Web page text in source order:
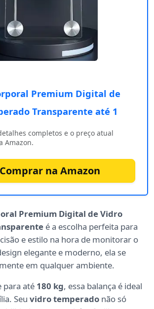
Premium Digital de
Transparente até 1
completos e o preço atual
Amazon.
Comprar na Amazon
Premium Digital de Vidro
é a escolha perfeita para
e estilo na hora de monitorar o
elegante e moderno, ela se
em qualquer ambiente.
para até 180 kg, essa balança é ideal
Seu vidro temperado não só